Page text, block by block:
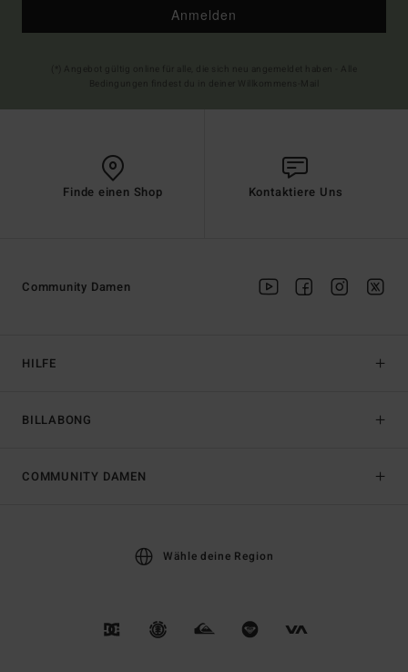
Anmelden
Finde einen Shop Kontaktiere Uns
HILFE
BILLABONG
Community Damen
COMMUNITY DAMEN
Wähle deine Region